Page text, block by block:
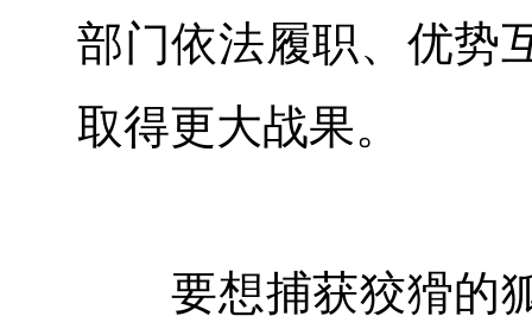
部门依法履职、优势
取得更大战果。
要想捕获狡猾的狐